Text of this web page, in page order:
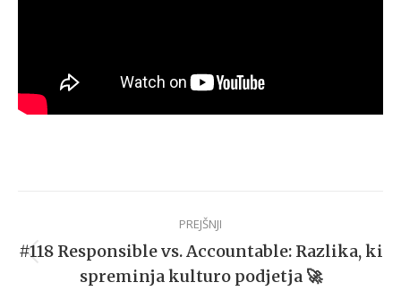
navigation
PREJŠNJI
Previous
post:
#118 Responsible vs. Accountable: Razlika, ki
spreminja kulturo podjetja 🚀